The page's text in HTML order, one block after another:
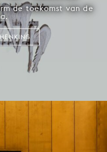
de toekomst van de